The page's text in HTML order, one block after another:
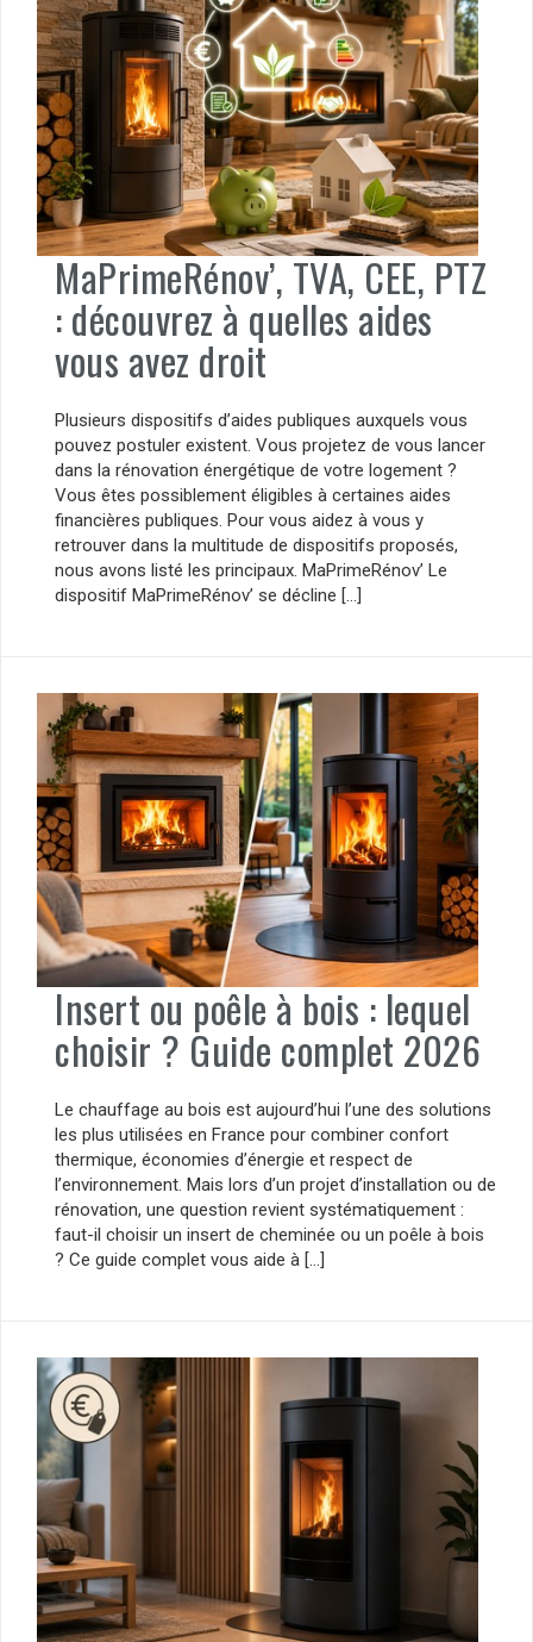
MaPrimeRénov’, TVA, CEE, PTZ
: découvrez à quelles aides
vous avez droit
Plusieurs dispositifs d’aides publiques auxquels vous
pouvez postuler existent. Vous projetez de vous lancer
dans la rénovation énergétique de votre logement ?
Vous êtes possiblement éligibles à certaines aides
financières publiques. Pour vous aidez à vous y
retrouver dans la multitude de dispositifs proposés,
nous avons listé les principaux. MaPrimeRénov’ Le
dispositif MaPrimeRénov’ se décline […]
Insert ou poêle à bois : lequel
choisir ? Guide complet 2026
Le chauffage au bois est aujourd’hui l’une des solutions
les plus utilisées en France pour combiner confort
thermique, économies d’énergie et respect de
l’environnement. Mais lors d’un projet d’installation ou de
rénovation, une question revient systématiquement :
faut-il choisir un insert de cheminée ou un poêle à bois
? Ce guide complet vous aide à […]